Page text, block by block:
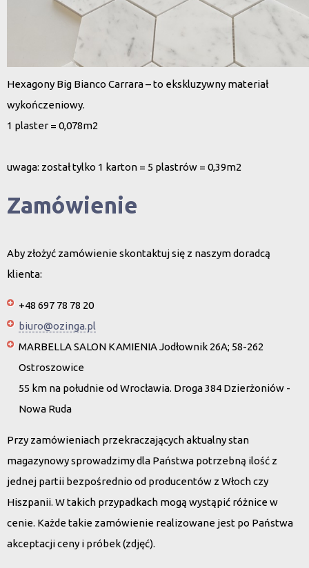
Hexagony Big Bianco Carrara – to ekskluzywny materiał
wykończeniowy.
1 plaster = 0,078m2
uwaga: został tylko 1 karton = 5 plastrów = 0,39m2
Zamówienie
Aby złożyć zamówienie skontaktuj się z naszym doradcą
klienta:
+48 697 78 78 20
biuro@ozinga.pl
MARBELLA SALON KAMIENIA Jodłownik 26A; 58-262
Ostroszowice
55 km na południe od Wrocławia. Droga 384 Dzierżoniów -
Nowa Ruda
Przy zamówieniach przekraczających aktualny stan
magazynowy sprowadzimy dla Państwa potrzebną ilość z
jednej partii bezpośrednio od producentów z Włoch czy
Hiszpanii. W takich przypadkach mogą wystąpić różnice w
cenie. Każde takie zamówienie realizowane jest po Państwa
akceptacji ceny i próbek (zdjęć).